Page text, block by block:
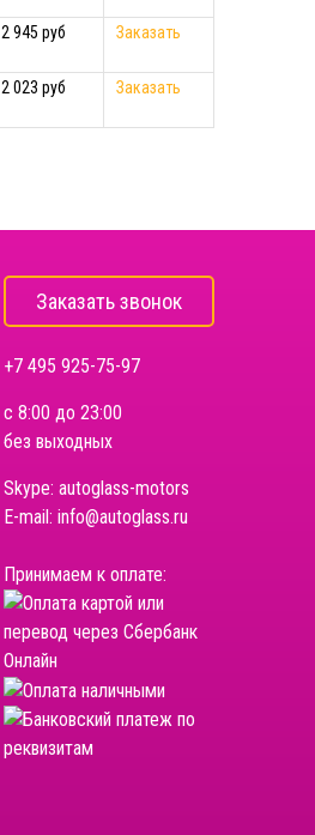
2 945 руб Заказать
2 023 руб Заказать
Заказать звонок
+7 495 925-75-97
с 8:00 до 23:00
без выходных
Skype: autoglass-motors
E-mail: info@autoglass.ru
Принимаем к оплате: